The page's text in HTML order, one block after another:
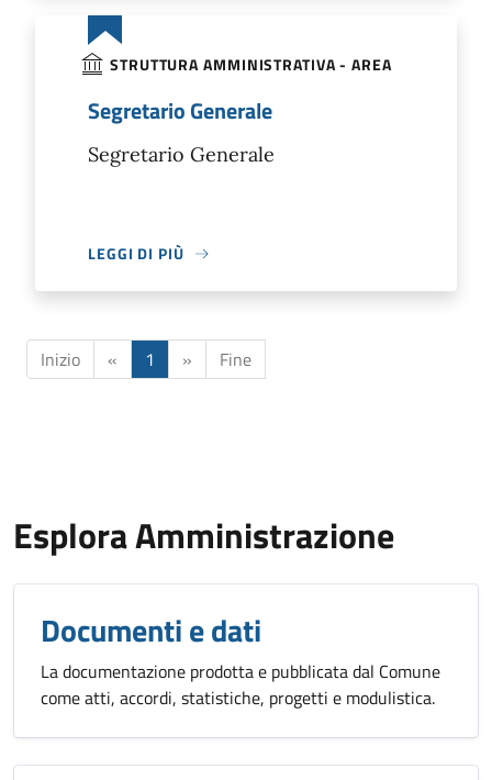
STRUTTURA AMMINISTRATIVA - AREA
Segretario Generale
Segretario Generale
LEGGI DI PIÙ
Inizio « 1 » Fine
Esplora Amministrazione
Documenti e dati
La documentazione prodotta e pubblicata dal Comune
come atti, accordi, statistiche, progetti e modulistica.